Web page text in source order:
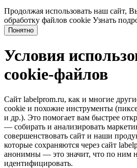
Продолжая использовать наш сайт,
обработку файлов cookie Узнать
Понятно
Условия
cookie-файлов
Сайт labelprom.ru, как и многие
cookie и похожие инструменты
и др.). Это помогает вам быстрее
— собирать и анализировать
совершенствовать сайт и наши
которые сохраняются через сайт
анонимны — это значит, что по ним
идентифицировать.